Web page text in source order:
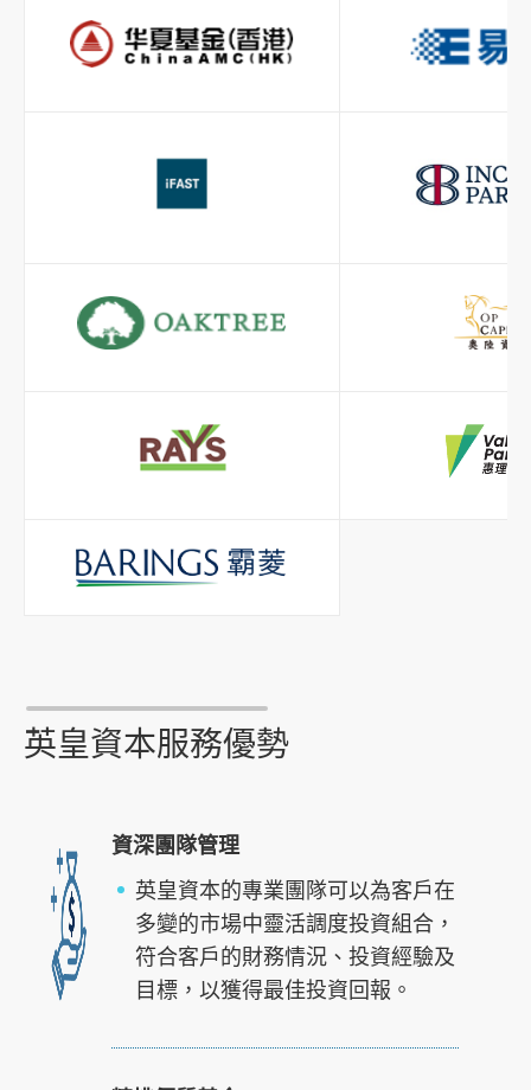
英皇資本服務優勢
資深團隊管理
英皇資本的專業團隊可以為客戶在
多變的市場中靈活調度投資組合，
符合客戶的財務情況、投資經驗及
目標，以獲得最佳投資回報。